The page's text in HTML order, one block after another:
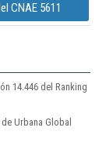
CNAE 5611
14.446 del Ranking
Urbana Global